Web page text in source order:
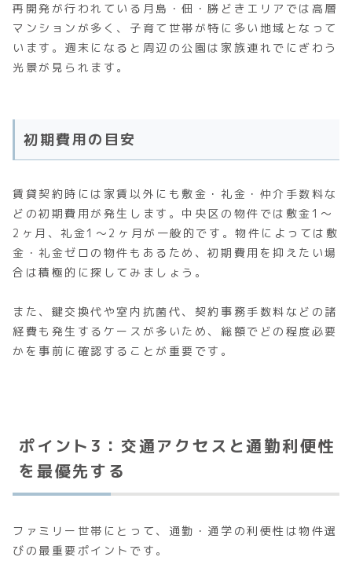
再開発が行われている月島・佃・勝どきエリアでは高層
マンションが多く、子育て世帯が特に多い地域となって
います。週末になると周辺の公園は家族連れでにぎわう
光景が見られます。
初期費用の目安
賃貸契約時には家賃以外にも敷金・礼金・仲介手数料な
どの初期費用が発生します。中央区の物件では敷金1～
2ヶ月、礼金1～2ヶ月が一般的です。物件によっては敷
金・礼金ゼロの物件もあるため、初期費用を抑えたい場
合は積極的に探してみましょう。
また、鍵交換代や室内抗菌代、契約事務手数料などの諸
経費も発生するケースが多いため、総額でどの程度必要
かを事前に確認することが重要です。
ポイント3：交通アクセスと通勤利便性
を最優先する
ファミリー世帯にとって、通勤・通学の利便性は物件選
びの最重要ポイントです。